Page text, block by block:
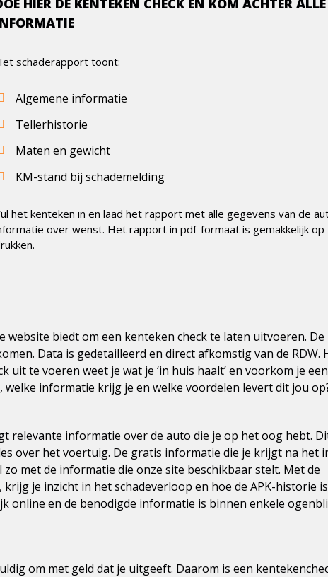
HIER DE KENTEKEN CHECK EN KOM ACHTER
schaderapport toont:
Algemene informatie
Tellerhistorie
Maten en gewicht
KM-stand bij schademelding
het kenteken in en laad het rapport met alle gegevens van de
over wenst. Het rapport in pdf-formaat is gemakkelijk op
biedt om een kenteken check te laten uitvoeren.
Data is gedetailleerd en direct afkomstig van de RDW.
te voeren weet je wat je ‘in huis haalt’ en voorkom je
informatie krijg je en welke voordelen levert dit jou
relevante informatie over de auto die je op het oog hebt.
over het voertuig. De gratis informatie die je krijgt na het
met de informatie die onze site beschikbaar stelt. Met de
, krijg je inzicht in het schadeverloop en hoe de APK-historie
online en de benodigde informatie is binnen enkele
om met geld dat je uitgeeft. Daarom is een